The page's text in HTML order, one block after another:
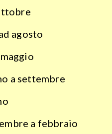
agosto
a settembre
a febbraio